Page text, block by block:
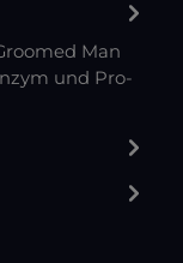
Man
und Pro-